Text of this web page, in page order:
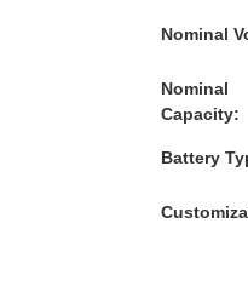
Nominal
Nominal
Capacity:
Battery